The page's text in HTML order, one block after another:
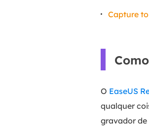
Capture
O EaseUS
qualquer
gravador